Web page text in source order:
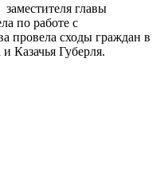
главы
по работе с
провела сходы граждан в
Казачья Губерля.